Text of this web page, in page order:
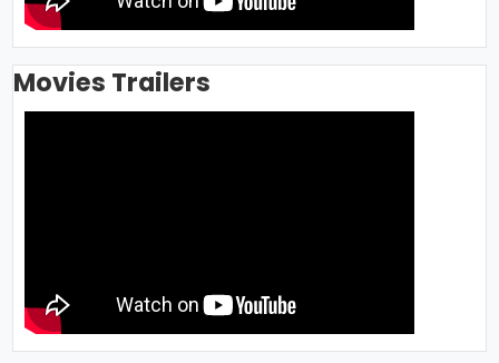
Movies Trailers